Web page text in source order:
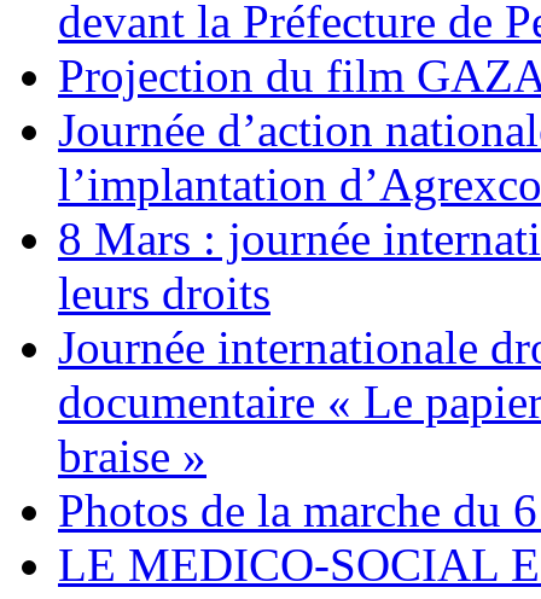
devant la Préfecture de
Projection du film
Journée d’action
l’implantation d’Agrexco
8 Mars : journée
leurs droits
Journée internationale
documentaire « Le
braise »
Photos de la marche du
LE MEDICO-SOCIAL